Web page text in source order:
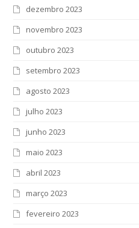
dezembro 2023
novembro 2023
outubro 2023
setembro 2023
agosto 2023
julho 2023
junho 2023
maio 2023
abril 2023
março 2023
fevereiro 2023